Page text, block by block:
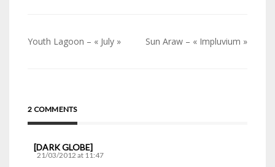
Navigation
Youth Lagoon – « July » Sun Araw – « Impluvium »
2 COMMENTS
[DARK GLOBE]
21/03/2012 at 11:47